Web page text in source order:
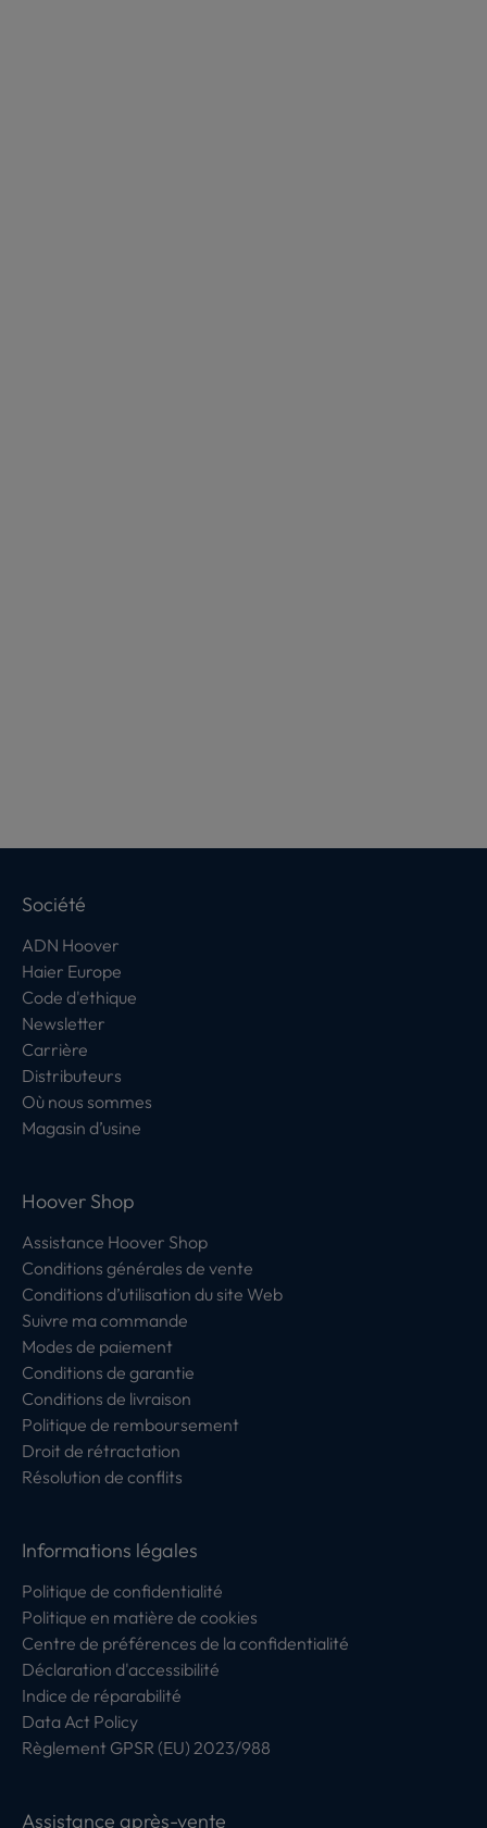
Société
ADN Hoover
Haier Europe
Code d'ethique
Newsletter
Carrière
Distributeurs
Où nous sommes
Magasin d’usine
Hoover Shop
Assistance Hoover Shop
Conditions générales de vente
Conditions d’utilisation du site Web
Suivre ma commande
Modes de paiement
Conditions de garantie
Conditions de livraison
Politique de remboursement
Droit de rétractation
Résolution de conflits
Informations légales
Politique de confidentialité
Politique en matière de cookies
Centre de préférences de la confidentialité
Déclaration d'accessibilité
Indice de réparabilité
Data Act Policy
Règlement GPSR (EU) 2023/988
Assistance après-vente